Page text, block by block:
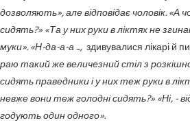
дозволяють», але відповідає чоловік. «А
сидять?» «Та у них руки в ліктях не
муки». «Н-да-а-а ..., здивувалися лікарі й
раю такий же величезний стіл з
сидять праведники і у них теж руки в
невже вони теж голодні сидять?» «Ні, -
годують один одного».